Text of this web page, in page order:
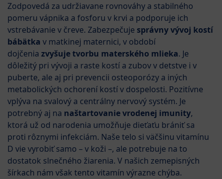
Zodpovedá za udržiavane rovnováhy a stabilného
pomeru vápnika a fosforu v krvi a podporuje ich
vstrebávanie v čreve. Zabezpečuje správny vývoj kostí
bábätka v matkinej maternici, v období
dojčenia zvyšuje tvorbu materského mlieka. Je
dôležitý pri vývoji a raste kostí a zubov v detstve i v
puberte, ale aj pri prevencii osteoporózy a iných
metabolických ochorení kostí v dospelosti. Pozitívne
vplýva na svalový a centrálny nervový systém. Je
potrebný aj na naštartovanie vrodenej imunity,
ktorá už od narodenia umožňuje dieťaťu brániť sa
proti rôznymi infekciám. Naše telo si väčšinu vitamínu
D vie vyrobiť samo – v koži –, ale potrebuje na to
dostatok slnečného žiarenia. V našich zemepisných
šírkach nám však tento vitamín výrazne chýba.